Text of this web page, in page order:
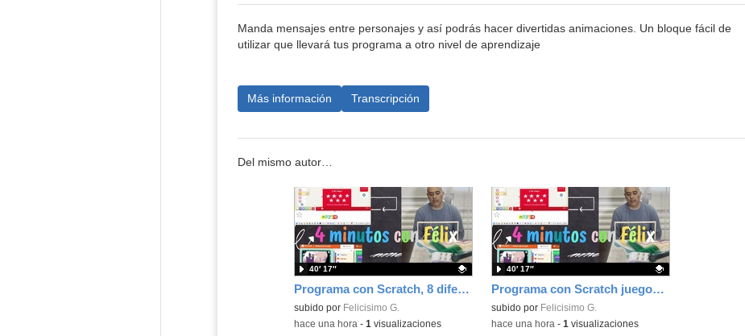
Manda mensajes entre personajes y así podrás hacer divertidas animaciones. Un bloque fácil de
utilizar que llevará tus programa a otro nivel de aprendizaje
Más información Transcripción
Del mismo autor…
Programa con Scratch, 8 diferentes juegos para vivir la emoción de los partidos de España en el mundial 2026
Contenido educativo.
subido por Felicisimo G.
40′ 17″
-hace una hora - 1 visualizaciones
Programa con Scratch juegos con los partidos del mundial 2026 ganados por España
Contenido educativo.
subido por Felicisimo G.
40′ 17″
-hace una hora - 1 visualizaciones